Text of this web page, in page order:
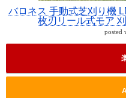
バロネス 手動式芝刈り機
枚刃リール式モア
posted